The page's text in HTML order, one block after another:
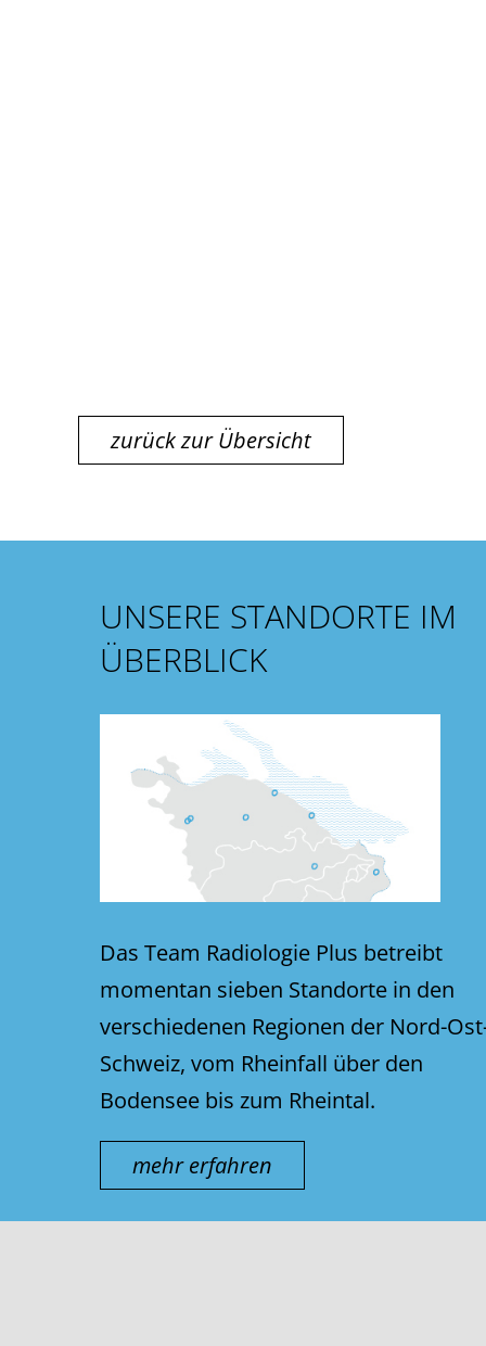
zurück zur Übersicht
UNSERE STANDORTE IM
ÜBERBLICK
Das Team Radiologie Plus betreibt
momentan sieben Standorte in den
verschiedenen Regionen der Nord-
Schweiz, vom Rheinfall über den
Bodensee bis zum Rheintal.
mehr erfahren